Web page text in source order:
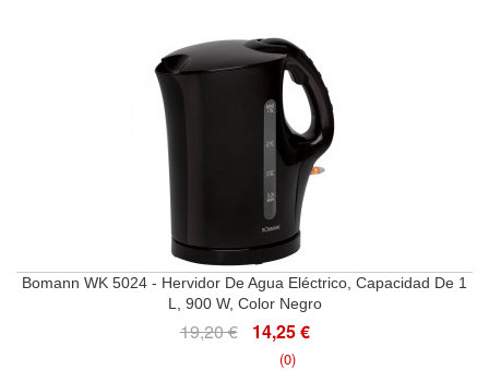
Bomann WK 5024 - Hervidor De Agua Eléctrico, Capacidad De 1
L, 900 W, Color Negro
19,20 € 14,25 €
(0)